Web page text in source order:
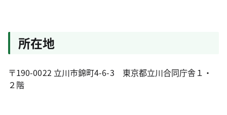
所在地
〒190-0022 立川市錦町4-6-3 東京都立川合同庁舎１・
２階